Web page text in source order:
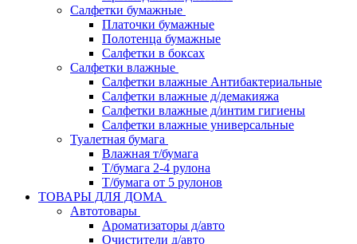
Салфетки бумажные
Платочки бумажные
Полотенца бумажные
Салфетки в боксах
Салфетки влажные
Салфетки влажные Антибактериальные
Салфетки влажные д/демакияжа
Салфетки влажные д/интим гигиены
Салфетки влажные универсальные
Туалетная бумага
Влажная т/бумага
Т/бумага 2-4 рулона
Т/бумага от 5 рулонов
ТОВАРЫ ДЛЯ ДОМА
Автотовары
Ароматизаторы д/авто
Очистители д/авто